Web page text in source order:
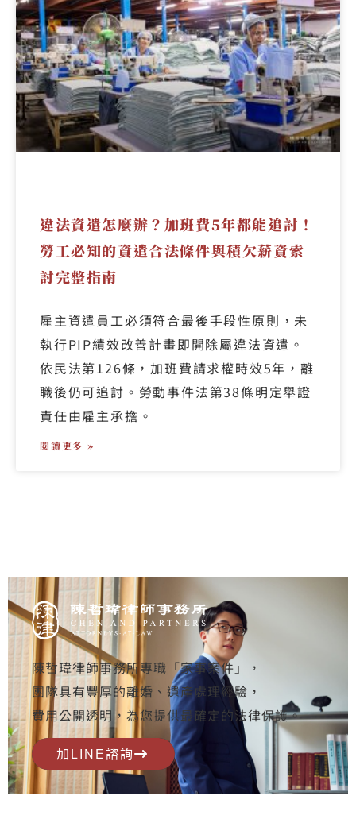
違法資遣怎麼辦？加班費5年都能追討！
勞工必知的資遣合法條件與積欠薪資索
討完整指南
雇主資遣員工必須符合最後手段性原則，未
執行PIP績效改善計畫即開除屬違法資遣。
依民法第126條，加班費請求權時效5年，離
職後仍可追討。勞動事件法第38條明定舉證
責任由雇主承擔。
閱讀更多 »
陳哲瑋律師事務所專職「家事案件」，
團隊具有豐厚的離婚、遺產處理經驗，
費用公開透明，為您提供最確定的法律保護。
加LINE諮詢